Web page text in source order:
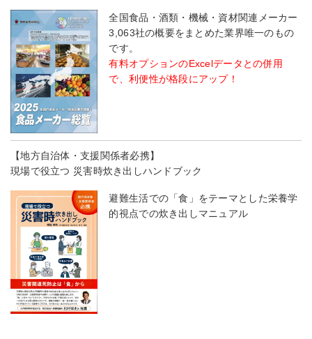
全国食品・酒類・機械・資材関連メーカー
3,063社の概要をまとめた業界唯一のもの
です。
有料オプションのExcelデータとの併用
で、利便性が格段にアップ！
【地方自治体・支援関係者必携】
現場で役立つ 災害時炊き出しハンドブック
避難生活での「食」をテーマとした栄養学
的視点での炊き出しマニュアル